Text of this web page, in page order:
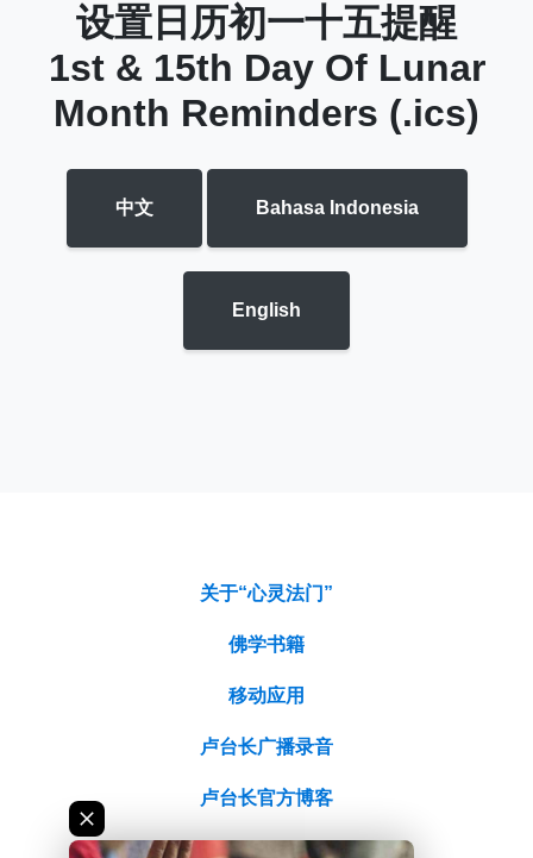
设置日历初一十五提醒
1st & 15th Day Of Lunar
Month Reminders (.ics)
中文 Bahasa Indonesia
English
关于“心灵法门”
佛学书籍
移动应用
卢台长广播录音
卢台长官方博客